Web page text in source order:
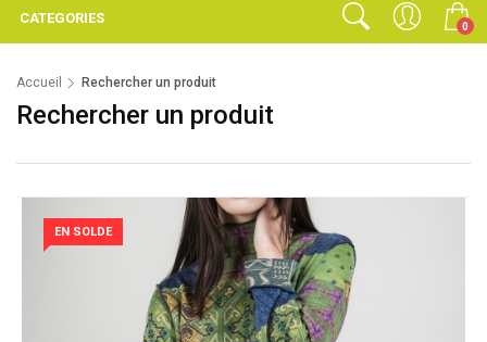
0
CATEGORIES
Accueil Rechercher un produit
Rechercher un produit
EN SOLDE